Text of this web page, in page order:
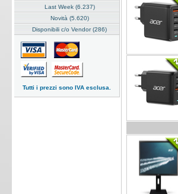
Last Week (6.237)
Novità (5.620)
Disponibili c/o Vendor (286)
Tutti i prezzi sono IVA esclusa.